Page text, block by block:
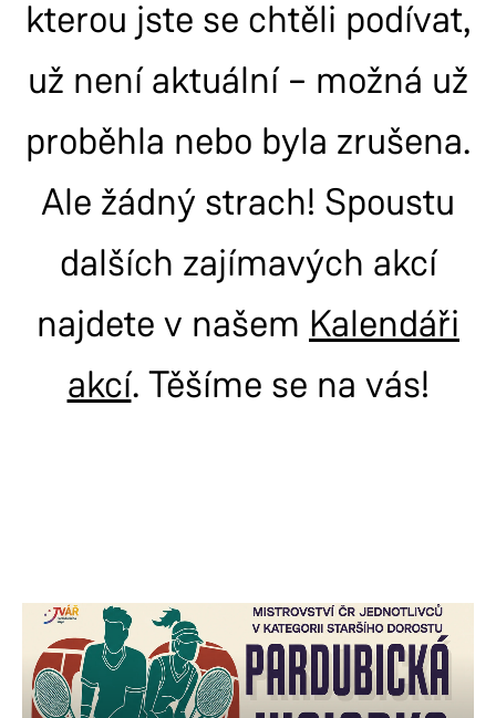
kterou jste se chtěli podívat,
už není aktuální – možná už
proběhla nebo byla zrušena.
Ale žádný strach! Spoustu
dalších zajímavých akcí
najdete v našem Kalendáři
akcí. Těšíme se na vás!